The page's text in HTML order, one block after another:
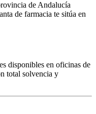
de Andalucía
de farmacia te sitúa en
disponibles en oficinas de
total solvencia y